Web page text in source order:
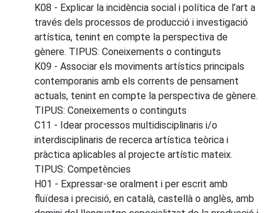
K08 - Explicar la incidència social i política de l’art a
través dels processos de producció i investigació
artística, tenint en compte la perspectiva de
gènere. TIPUS: Coneixements o continguts
K09 - Associar els moviments artístics principals
contemporanis amb els corrents de pensament
actuals, tenint en compte la perspectiva de gènere.
TIPUS: Coneixements o continguts
C11 - Idear processos multidisciplinaris i/o
interdisciplinaris de recerca artística teòrica i
pràctica aplicables al projecte artístic mateix.
TIPUS: Competències
H01 - Expressar-se oralment i per escrit amb
fluïdesa i precisió, en català, castellà o anglès, amb